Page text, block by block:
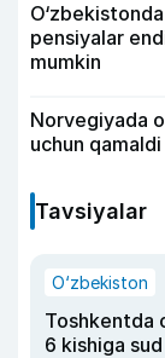
pensiyalar
mumkin
Norvegiyada
uchun qamaldi
Tavsiyalar
O‘zbekiston
Toshkentda
6 kishiga